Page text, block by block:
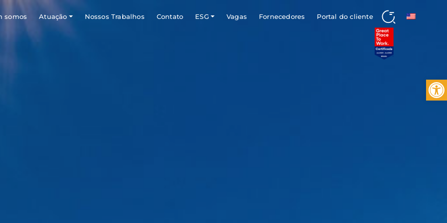
Barra
somos Atuação Nossos Trabalhos Contato ESG Vagas Fornecedores Portal do cliente